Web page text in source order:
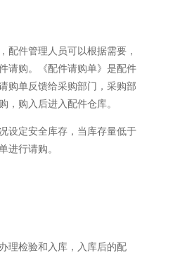
配件管理人员可以根据需要，
请购。《配件请购单》是配件
购单反馈给采购部门，采购部
，购入后进入配件仓库。
设定安全库存，当库存量低于
进行请购。
理检验和入库，入库后的配